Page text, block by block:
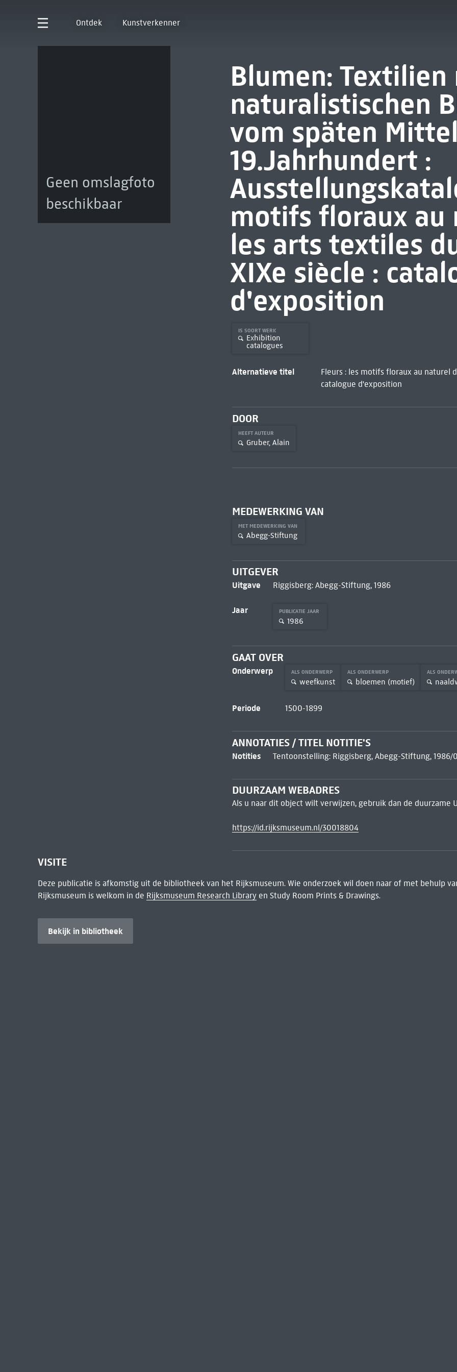
Ontdek Kunstverkenner
Geen omslagfoto
beschikbaar
Blumen:
naturalistischen
vom späten
19.Jahrhundert :
motifs floraux au
les arts textiles
XIXe siècle :
d'exposition
IS SOORT WERK
Exhibition
catalogues
Alternatieve titel
Fleurs : les motifs floraux au naturel
catalogue d'exposition
DOOR
HEEFT AUTEUR
Gruber, Alain
MEDEWERKING VAN
MET MEDEWERKING VAN
Abegg-Stiftung
UITGEVER
Uitgave Riggisberg: Abegg-Stiftung, 1986
Jaar PUBLICATIE JAAR
1986
GAAT OVER
Onderwerp ALS ONDERWERP
weefkunst
ALS ONDERWERP
bloemen (motief)
ALS
Periode 1500-1899
ANNOTATIES / TITEL NOTITIE'S
Notities Tentoonstelling: Riggisberg, Abegg-Stiftung, 1986/
DUURZAAM WEBADRES
Als u naar dit object wilt verwijzen, gebruik dan de duurzame
https://id.rijksmuseum.nl/30018804
VISITE
Deze publicatie is afkomstig uit de bibliotheek van het Rijksmuseum. Wie onderzoek wil doen naar of met behulp
Rijksmuseum is welkom in de Rijksmuseum Research Libraryen Study Room Prints & Drawings.
Bekijk in bibliotheek